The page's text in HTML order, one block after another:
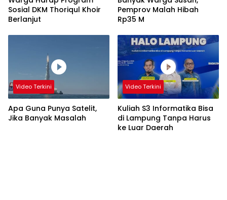
Sosial DKM Thoriqul Khoir
Berlanjut
Pemprov Malah Hibah
Rp35 M
Video Terkini
Apa Guna Punya Satelit,
Jika Banyak Masalah
Video Terkini
Kuliah S3 Informatika Bisa
di Lampung Tanpa Harus
ke Luar Daerah